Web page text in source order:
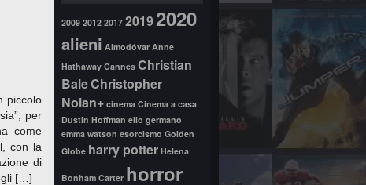
piccolo
per
come
con la
di
[…]
2009 2012 2017 20192020
alieni Almodóvar Anne
Hathaway Cannes Christian
BaleChristopher
Nolan+ cinema Cinema a casa
Dustin Hoffman elio germano
emma watson esorcismo Golden
Globe harry potter Helena
Bonham Carter horror